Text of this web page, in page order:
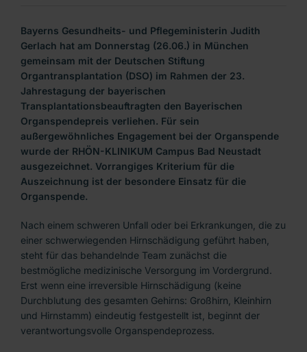
Bayerns Gesundheits- und Pflegeministerin Judith
Gerlach hat am Donnerstag (26.06.) in München
gemeinsam mit der Deutschen Stiftung
Organtransplantation (DSO) im Rahmen der 23.
Jahrestagung der bayerischen
Transplantationsbeauftragten den Bayerischen
Organspendepreis verliehen. Für sein
außergewöhnliches Engagement bei der Organspende
wurde der RHÖN-KLINIKUM Campus Bad Neustadt
ausgezeichnet. Vorrangiges Kriterium für die
Auszeichnung ist der besondere Einsatz für die
Organspende.
Nach einem schweren Unfall oder bei Erkrankungen, die zu
einer schwerwiegenden Hirnschädigung geführt haben,
steht für das behandelnde Team zunächst die
bestmögliche medizinische Versorgung im Vordergrund.
Erst wenn eine irreversible Hirnschädigung (keine
Durchblutung des gesamten Gehirns: Großhirn, Kleinhirn
und Hirnstamm) eindeutig festgestellt ist, beginnt der
verantwortungsvolle Organspendeprozess.